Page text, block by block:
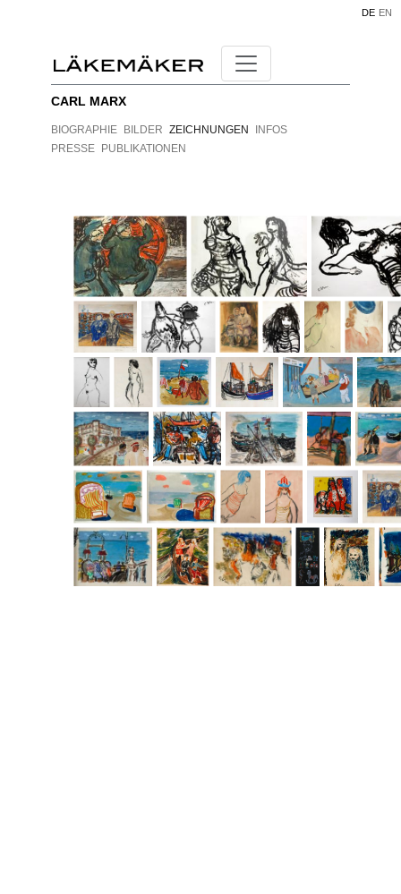
DE EN
CARL MARX
BIOGRAPHIE BILDER ZEICHNUNGEN
INFOS
PRESSE
PUBLIKATIONEN